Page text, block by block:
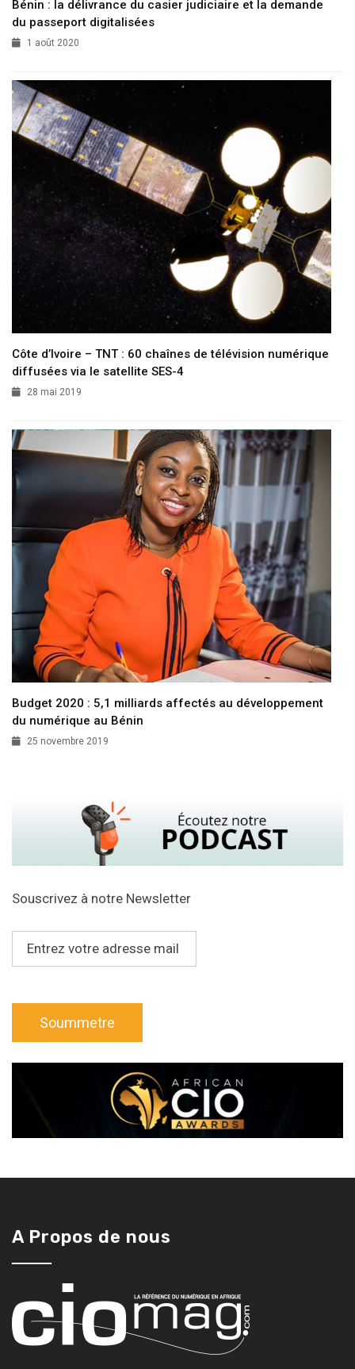
Bénin : la délivrance du casier judiciaire et la demande
du passeport digitalisées
1 août 2020
Côte d’Ivoire – TNT : 60 chaînes de télévision numérique
diffusées via le satellite SES-4
28 mai 2019
Budget 2020 : 5,1 milliards affectés au développement
du numérique au Bénin
25 novembre 2019
Souscrivez à notre Newsletter
A Propos de nous